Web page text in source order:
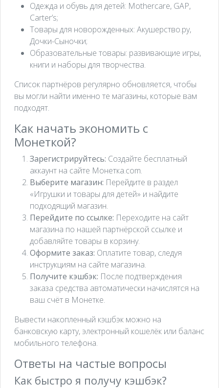
Одежда и обувь для детей: Mothercare, GAP,
Carter’s;
Товары для новорожденных: Акушерство.ру,
Дочки-Сыночки;
Образовательные товары: развивающие игры,
книги и наборы для творчества.
Список партнёров регулярно обновляется, чтобы
вы могли найти именно те магазины, которые вам
подходят.
Как начать экономить с
Монеткой?
Зарегистрируйтесь: Создайте бесплатный
аккаунт на сайте Монетка.com.
Выберите магазин: Перейдите в раздел
«Игрушки и товары для детей» и найдите
подходящий магазин.
Перейдите по ссылке: Переходите на сайт
магазина по нашей партнёрской ссылке и
добавляйте товары в корзину.
Оформите заказ: Оплатите товар, следуя
инструкциям на сайте магазина.
Получите кэшбэк: После подтверждения
заказа средства автоматически начислятся на
ваш счёт в Монетке.
Вывести накопленный кэшбэк можно на
банковскую карту, электронный кошелёк или баланс
мобильного телефона.
Ответы на частые вопросы
Как быстро я получу кэшбэк?